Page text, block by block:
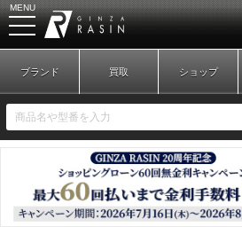
MENU
新規会員登録
ブランド 買取 ショップ